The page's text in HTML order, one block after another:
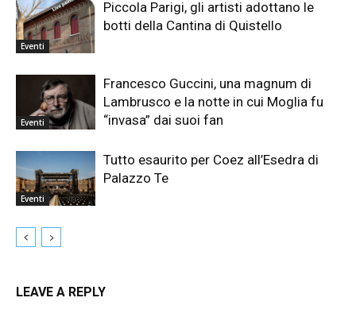
Eventi
Piccola Parigi, gli artisti adottano le
botti della Cantina di Quistello
Eventi
Francesco Guccini, una magnum di
Lambrusco e la notte in cui Moglia fu
“invasa” dai suoi fan
Eventi
Tutto esaurito per Coez all’Esedra di
Palazzo Te
LEAVE A REPLY